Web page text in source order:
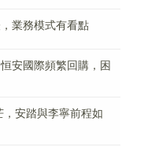
業務模式有看點
安國際頻繁回購，困
安踏與李寧前程如